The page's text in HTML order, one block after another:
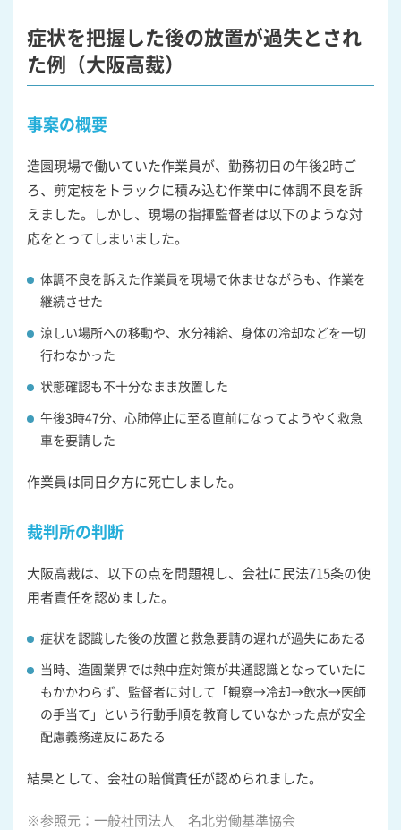
症状を把握した後の放置が過失とされ
た例（大阪高裁）
事案の概要
造園現場で働いていた作業員が、勤務初日の午後2時ご
ろ、剪定枝をトラックに積み込む作業中に体調不良を訴
えました。しかし、現場の指揮監督者は以下のような対
応をとってしまいました。
体調不良を訴えた作業員を現場で休ませながらも、作業を
継続させた
涼しい場所への移動や、水分補給、身体の冷却などを一切
行わなかった
状態確認も不十分なまま放置した
午後3時47分、心肺停止に至る直前になってようやく救急
車を要請した
作業員は同日夕方に死亡しました。
裁判所の判断
大阪高裁は、以下の点を問題視し、会社に民法715条の使
用者責任を認めました。
症状を認識した後の放置と救急要請の遅れが過失にあたる
当時、造園業界では熱中症対策が共通認識となっていたに
もかかわらず、監督者に対して「観察→冷却→飲水→医師
の手当て」という行動手順を教育していなかった点が安全
配慮義務違反にあたる
結果として、会社の賠償責任が認められました。
※参照元：一般社団法人 名北労働基準協会